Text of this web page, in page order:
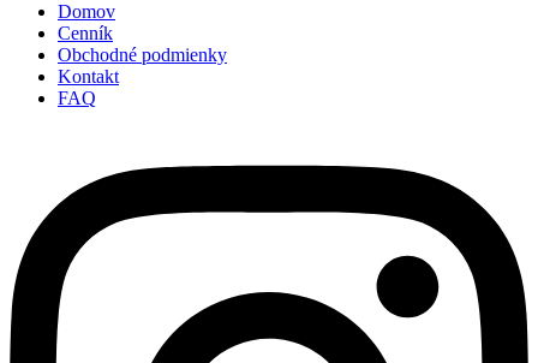
Domov
Cenník
Obchodné podmienky
Kontakt
FAQ